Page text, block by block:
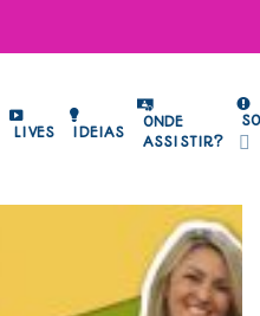
LIVES IDEIAS
ONDE
ASSISTIR?